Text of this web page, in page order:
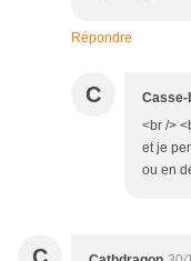
Répondre
C Casse-
<br />
et je
ou en